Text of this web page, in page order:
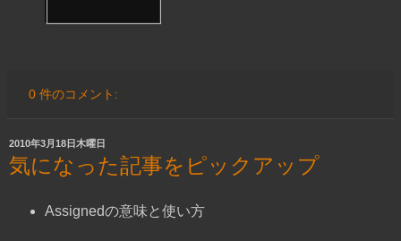
0 件のコメント:
2010年3月18日木曜日
気になった記事をピックアップ
Assignedの意味と使い方